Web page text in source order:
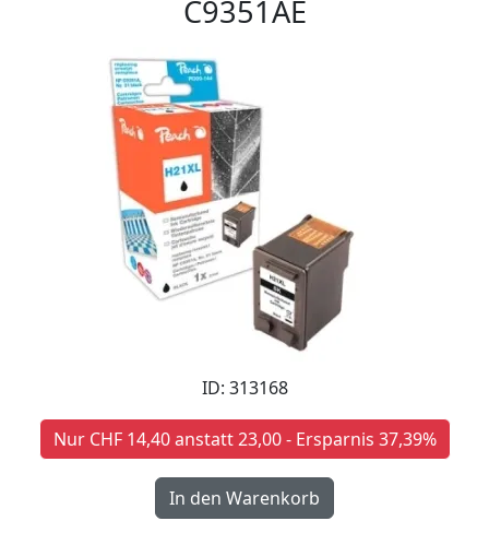
C9351AE
ID: 313168
Nur CHF 14,40 anstatt 23,00 - Ersparnis 37,39%